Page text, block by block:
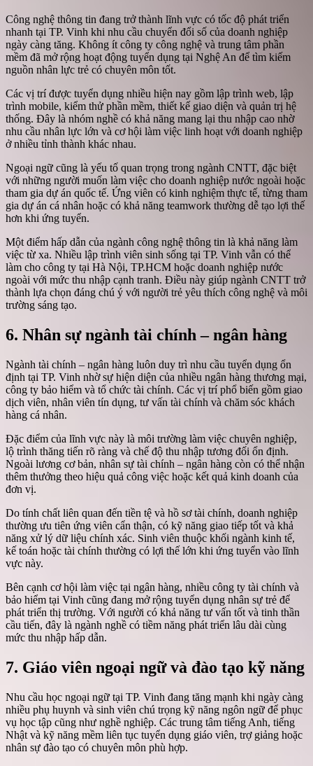
Công nghệ thông tin đang trở thành lĩnh vực có tốc độ phát triển
nhanh tại TP. Vinh khi nhu cầu chuyển đổi số của doanh nghiệp
ngày càng tăng. Không ít công ty công nghệ và trung tâm phần
mềm đã mở rộng hoạt động tuyển dụng tại Nghệ An để tìm kiếm
nguồn nhân lực trẻ có chuyên môn tốt.
Các vị trí được tuyển dụng nhiều hiện nay gồm lập trình web, lập
trình mobile, kiểm thử phần mềm, thiết kế giao diện và quản trị hệ
thống. Đây là nhóm nghề có khả năng mang lại thu nhập cao nhờ
nhu cầu nhân lực lớn và cơ hội làm việc linh hoạt với doanh nghiệp
ở nhiều tỉnh thành khác nhau.
Ngoại ngữ cũng là yếu tố quan trọng trong ngành CNTT, đặc biệt
với những người muốn làm việc cho doanh nghiệp nước ngoài hoặc
tham gia dự án quốc tế. Ứng viên có kinh nghiệm thực tế, từng tham
gia dự án cá nhân hoặc có khả năng teamwork thường dễ tạo lợi thế
hơn khi ứng tuyển.
Một điểm hấp dẫn của ngành công nghệ thông tin là khả năng làm
việc từ xa. Nhiều lập trình viên sinh sống tại TP. Vinh vẫn có thể
làm cho công ty tại Hà Nội, TP.HCM hoặc doanh nghiệp nước
ngoài với mức thu nhập cạnh tranh. Điều này giúp ngành CNTT trở
thành lựa chọn đáng chú ý với người trẻ yêu thích công nghệ và môi
trường sáng tạo.
6. Nhân sự ngành tài chính – ngân hàng
Ngành tài chính – ngân hàng luôn duy trì nhu cầu tuyển dụng ổn
định tại TP. Vinh nhờ sự hiện diện của nhiều ngân hàng thương mại,
công ty bảo hiểm và tổ chức tài chính. Các vị trí phổ biến gồm giao
dịch viên, nhân viên tín dụng, tư vấn tài chính và chăm sóc khách
hàng cá nhân.
Đặc điểm của lĩnh vực này là môi trường làm việc chuyên nghiệp,
lộ trình thăng tiến rõ ràng và chế độ thu nhập tương đối ổn định.
Ngoài lương cơ bản, nhân sự tài chính – ngân hàng còn có thể nhận
thêm thưởng theo hiệu quả công việc hoặc kết quả kinh doanh của
đơn vị.
Do tính chất liên quan đến tiền tệ và hồ sơ tài chính, doanh nghiệp
thường ưu tiên ứng viên cẩn thận, có kỹ năng giao tiếp tốt và khả
năng xử lý dữ liệu chính xác. Sinh viên thuộc khối ngành kinh tế,
kế toán hoặc tài chính thường có lợi thế lớn khi ứng tuyển vào lĩnh
vực này.
Bên cạnh cơ hội làm việc tại ngân hàng, nhiều công ty tài chính và
bảo hiểm tại Vinh cũng đang mở rộng tuyển dụng nhân sự trẻ để
phát triển thị trường. Với người có khả năng tư vấn tốt và tinh thần
cầu tiến, đây là ngành nghề có tiềm năng phát triển lâu dài cùng
mức thu nhập hấp dẫn.
7. Giáo viên ngoại ngữ và đào tạo kỹ năng
Nhu cầu học ngoại ngữ tại TP. Vinh đang tăng mạnh khi ngày càng
nhiều phụ huynh và sinh viên chú trọng kỹ năng ngôn ngữ để phục
vụ học tập cũng như nghề nghiệp. Các trung tâm tiếng Anh, tiếng
Nhật và kỹ năng mềm liên tục tuyển dụng giáo viên, trợ giảng hoặc
nhân sự đào tạo có chuyên môn phù hợp.